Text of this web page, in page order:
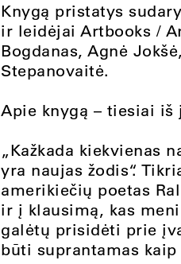
Knygą pristatys
ir leidėjai Artbooks /
Bogdanas, Agnė
Stepanovaitė.
Apie knygą – tiesiai iš
„Kažkada kiekvienas
yra naujas žodis“.
amerikiečių poetas
ir į klausimą, kas
galėtų prisidėti prie
būti suprantamas